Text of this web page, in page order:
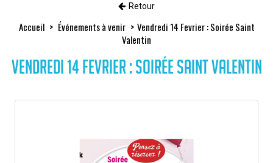
Retour
Accueil Événements à venir
Vendredi 14 Fevrier : Soirée Saint
Valentin
Vendredi 14 Fevrier : Soirée Saint Valentin